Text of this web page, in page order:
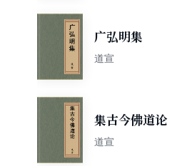
广弘明集
道宣
集古今佛道论
道宣